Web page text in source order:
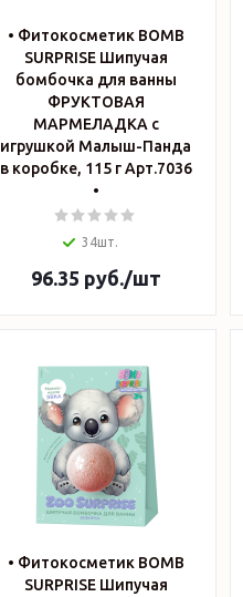
• Фитокосметик BOMB
SURPRISE Шипучая
бомбочка для ванны
ФРУКТОВАЯ
МАРМЕЛАДКА с
игрушкой Малыш-Панда
в коробке, 115 г Арт.7036
•
34шт.
96.35 руб./шт
• Фитокосметик BOMB
SURPRISE Шипучая